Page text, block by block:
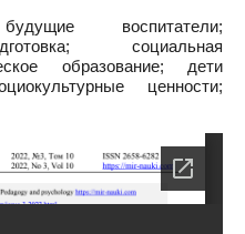
воспитатели;
социальная
образование; дети
ценности;